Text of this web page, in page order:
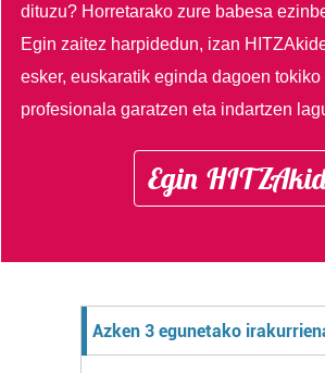
dituzu? Horretarako zure babesa
Egin zaitez harpidedun, izan
esker, euskaratik eginda dagoen
profesionala garatzen eta indartzen
Egin
Azken 3 egunetako